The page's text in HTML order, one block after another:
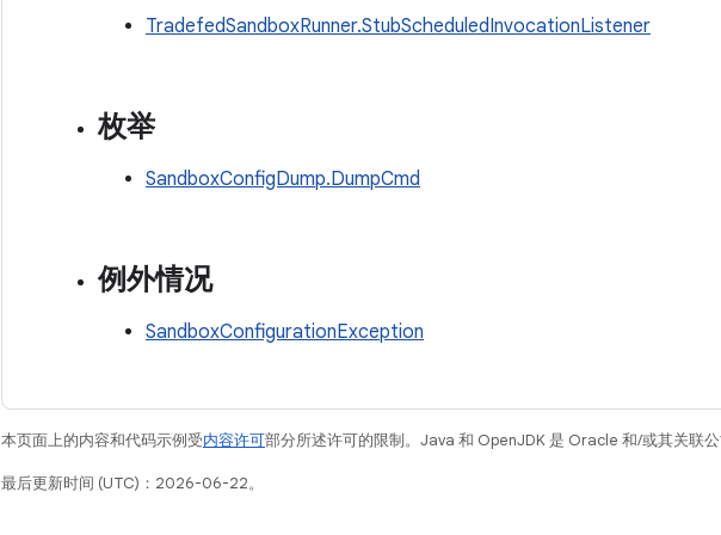
TradefedSandboxRunner.StubScheduledInvocationListener
枚举
SandboxConfigDump.DumpCmd
例外情况
SandboxConfigurationException
本页面上的内容和代码示例受内容许可部分所述许可的限制。Java 和 OpenJDK 是 Oracle 和/或其关联公
最后更新时间 (UTC)：2026-06-22。